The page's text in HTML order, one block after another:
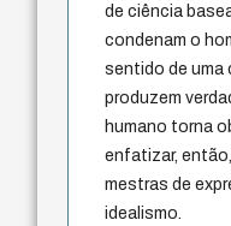
de ciência
condenam o
sentido de
produzem
humano torna
enfatizar,
mestras de
idealismo.